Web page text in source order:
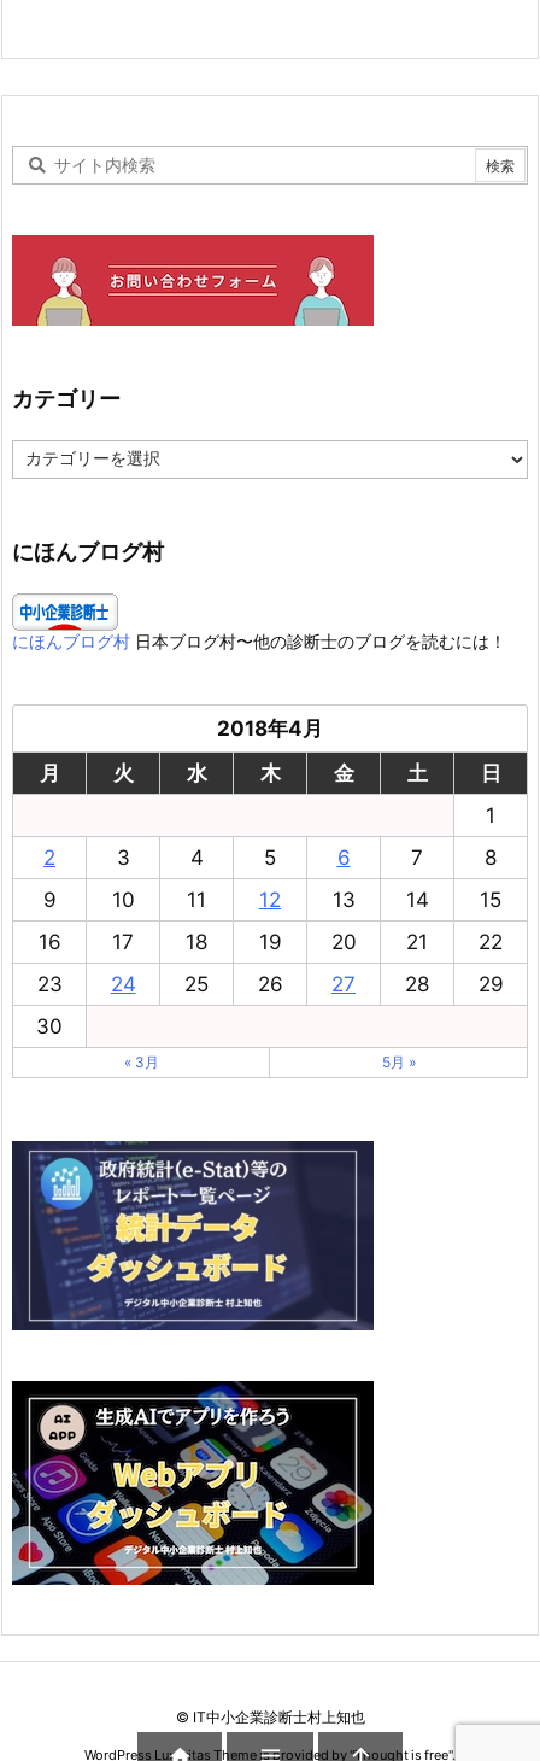
カテゴリー
テ
ー
にほんブログ村
にほんブログ村 日本ブログ村〜他の診断士のブログを読むには！
2018年4月
月
火 水 木 金 土
日
1
2
3 4 5 6 7
8
9
10 11 12 13 14
15
16
17 18 19 20 21
22
23
24 25 26 27 28
29
30
« 3月 5月 »
© IT中小企業診断士村上知也
WordPress Luxeritas Theme is provided by "Thought is free".
 